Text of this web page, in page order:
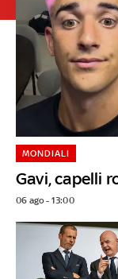
Gavi, capelli
MONDIALI
06 ago - 13:00